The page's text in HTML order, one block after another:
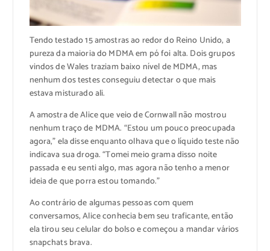
Tendo testado 15 amostras ao redor do Reino Unido, a
pureza da maioria do MDMA em pó foi alta. Dois grupos
vindos de Wales traziam baixo nível de MDMA, mas
nenhum dos testes conseguiu detectar o que mais
estava misturado ali.
A amostra de Alice que veio de Cornwall não mostrou
nenhum traço de MDMA. “Estou um pouco preocupada
agora,” ela disse enquanto olhava que o líquido teste não
indicava sua droga. “Tomei meio grama disso noite
passada e eu senti algo, mas agora não tenho a menor
ideia de que porra estou tomando.”
Ao contrário de algumas pessoas com quem
conversamos, Alice conhecia bem seu traficante, então
ela tirou seu celular do bolso e começou a mandar vários
snapchats brava.